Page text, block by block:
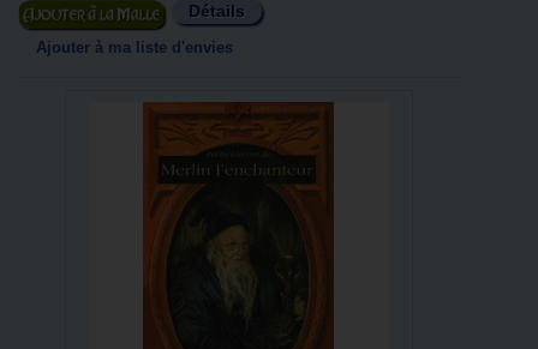
Ajouter au panier Détails
Ajouter à ma liste d'envies